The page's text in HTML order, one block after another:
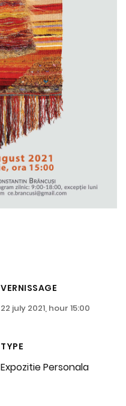
VERNISSAGE
22 july 2021, hour 15:00
TYPE
Expozitie Personala